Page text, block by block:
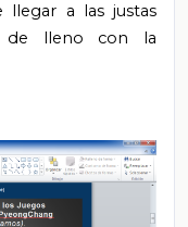
llegar a las justas
de lleno con la